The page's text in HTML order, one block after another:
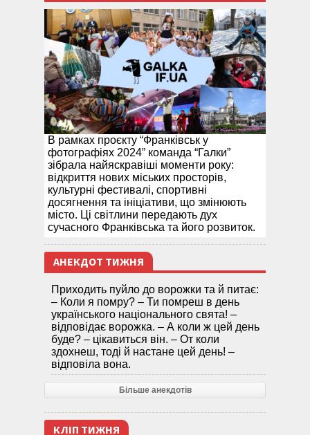
В рамках проєкту “Франківськ у
фотографіях 2024” команда “Галки”
зібрала найяскравіші моменти року:
відкриття нових міських просторів,
культурні фестивалі, спортивні
досягнення та ініціативи, що змінюють
місто. Ці світлини передають дух
сучасного Франківська та його розвиток.
АНЕКДОТ ТИЖНЯ
Приходить пуйло до ворожки та й питає:
– Коли я помру? – Ти помреш в день
українського національного свята! –
відповідає ворожка. – А коли ж цей день
буде? – цікавиться він. – От коли
здохнеш, тоді й настане цей день! –
відповіла вона.
Більше анекдотів
КЛІП ТИЖНЯ